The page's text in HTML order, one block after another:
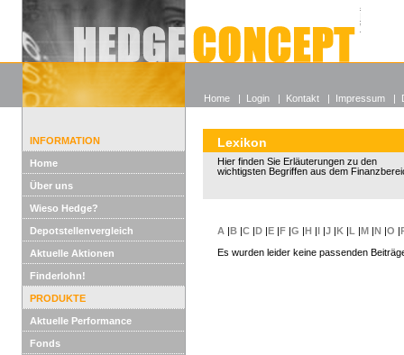
Alle
Wieso
INFORMATION
Home
Über uns
Wieso Hedge?
Depotstellenvergleich
Aktuelle Aktionen
Finderlohn!
PRODUKTE
Aktuelle Performance
Fonds
Lexikon
Hier finden Sie Erläuterungen zu den
wichtigsten Begriffen aus dem
A |B |C |D |E |F |G |H |I |J |K |L |M |N |O |
Es wurden leider keine passenden
Home | Login | Kontakt | Impressum |